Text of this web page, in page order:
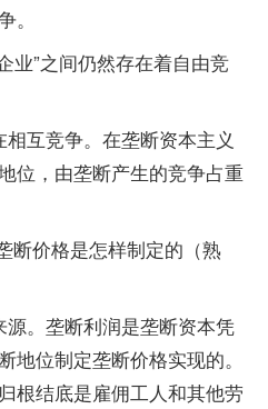
”之间仍然存在着自由竞
互竞争。在垄断资本主义
位，由垄断产生的竞争占重
价格是怎样制定的（熟
。垄断利润是垄断资本凭
地位制定垄断价格实现的。
根结底是雇佣工人和其他劳